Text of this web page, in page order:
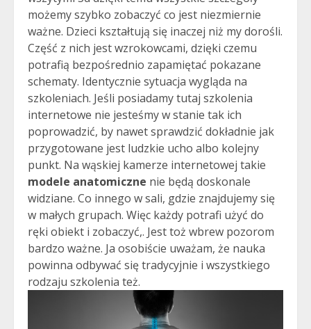
możemy szybko zobaczyć co jest niezmiernie
ważne. Dzieci kształtują się inaczej niż my dorośli.
Część z nich jest wzrokowcami, dzięki czemu
potrafią bezpośrednio zapamiętać pokazane
schematy. Identycznie sytuacja wygląda na
szkoleniach. Jeśli posiadamy tutaj szkolenia
internetowe nie jesteśmy w stanie tak ich
poprowadzić, by nawet sprawdzić dokładnie jak
przygotowane jest ludzkie ucho albo kolejny
punkt. Na wąskiej kamerze internetowej takie
modele anatomiczne nie będą doskonale
widziane. Co innego w sali, gdzie znajdujemy się
w małych grupach. Więc każdy potrafi użyć do
ręki obiekt i zobaczyć,. Jest toż wbrew pozorom
bardzo ważne. Ja osobiście uważam, że nauka
powinna odbywać się tradycyjnie i wszystkiego
rodzaju szkolenia też.